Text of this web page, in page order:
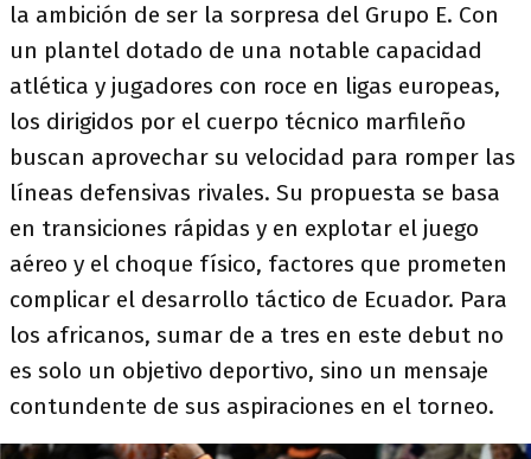
la ambición de ser la sorpresa del Grupo E. Con
un plantel dotado de una notable capacidad
atlética y jugadores con roce en ligas europeas,
los dirigidos por el cuerpo técnico marfileño
buscan aprovechar su velocidad para romper las
líneas defensivas rivales. Su propuesta se basa
en transiciones rápidas y en explotar el juego
aéreo y el choque físico, factores que prometen
complicar el desarrollo táctico de Ecuador. Para
los africanos, sumar de a tres en este debut no
es solo un objetivo deportivo, sino un mensaje
contundente de sus aspiraciones en el torneo.